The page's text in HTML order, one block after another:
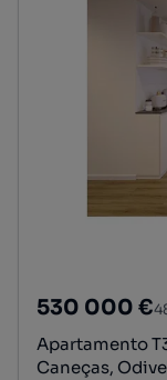
530 000 €
Apartamento
Caneças,